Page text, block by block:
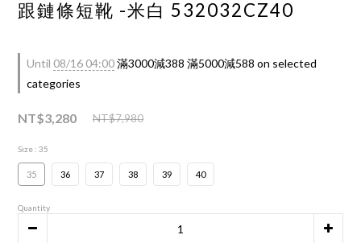
跟鏈條短靴 -米白 532032CZ40
Until 08/16 04:00滿3000減388 滿5000減588 on selected
categories
NT$3,280 NT$7,980
Size : 35
35 36 37 38 39 40
Quantity